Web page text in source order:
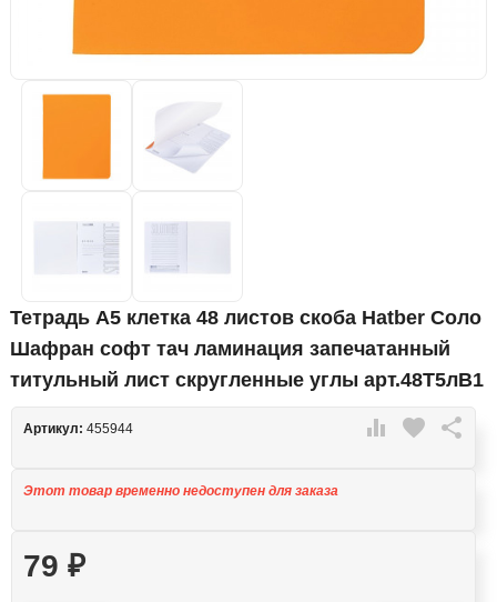
Тетрадь А5 клетка 48 листов скоба Hatber Соло
Шафран софт тач ламинация запечатанный
титульный лист скругленные углы арт.48Т5лВ1
 favorite 
Артикул: 455944
Этот товар временно недоступен для заказа
79 ₽